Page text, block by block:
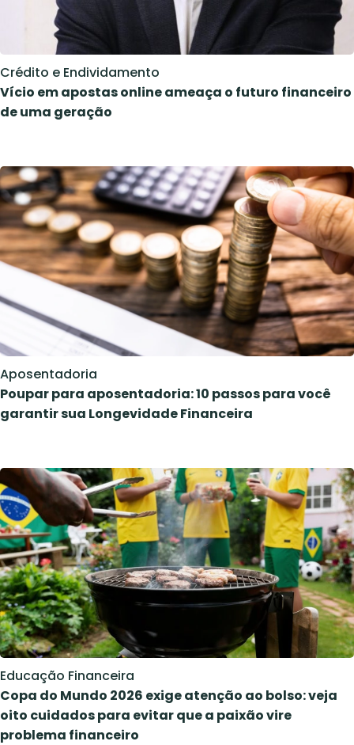
Crédito e Endividamento
Vício em apostas online ameaça o futuro financeiro
de uma geração
Aposentadoria
Poupar para aposentadoria: 10 passos para você
garantir sua Longevidade Financeira
Educação Financeira
Copa do Mundo 2026 exige atenção ao bolso: veja
oito cuidados para evitar que a paixão vire
problema financeiro